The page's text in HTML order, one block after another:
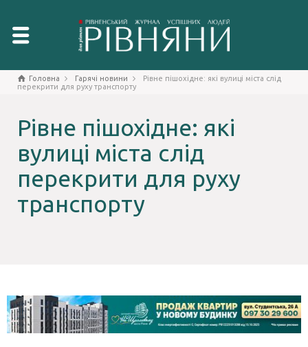
Головна Гарячі новини
Рівне пішохідне: які вулиці міста слід
перекрити для руху транспорту
Рівне пішохідне: які
вулиці міста слід
перекрити для руху
транспорту